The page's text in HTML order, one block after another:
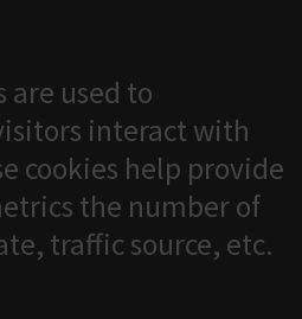
are used to
interact with
cookies help provide
the number of
traffic source, etc.